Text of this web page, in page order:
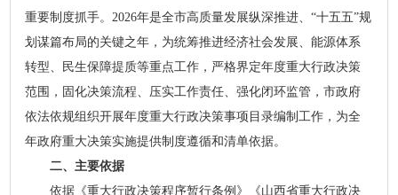
重要制度抓手。2026年是全市高质量发展纵深推进、“十五五”规
划谋篇布局的关键之年，为统筹推进经济社会发展、能源体系
转型、民生保障提质等重点工作，严格界定年度重大行政决策
范围，固化决策流程、压实工作责任、强化闭环监管，市政府
依法依规组织开展年度重大行政决策事项目录编制工作，为全
年政府重大决策实施提供制度遵循和清单依据。
二、主要依据
依据《重大行政决策程序暂行条例》《山西省重大行政决